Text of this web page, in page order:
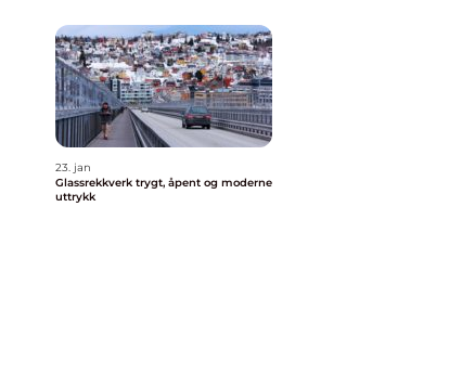
23. jan
Glassrekkverk trygt, åpent og moderne
uttrykk